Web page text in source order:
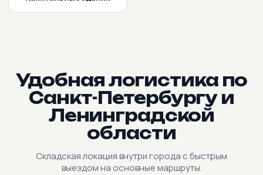
Удобная логистика по
Санкт-Петербургу и
Ленинградской
области
Складская локация внутри города с быстрым
выездом на основные маршруты.